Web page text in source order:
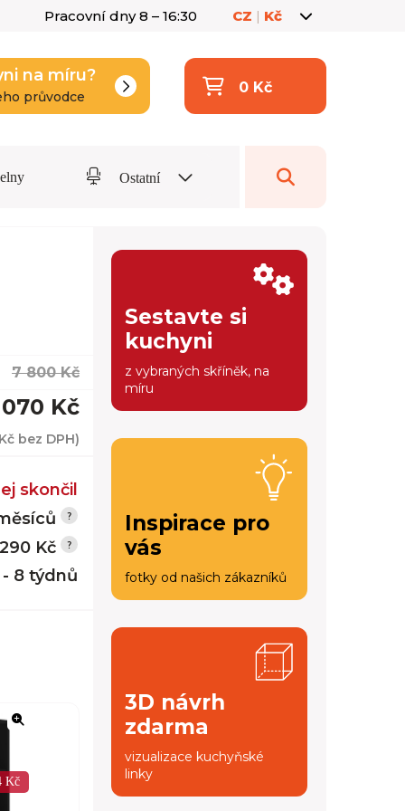
Pracovní dny 8 – 16:30 CZ | Kč
na míru?
průvodce
0 Kč
Ostatní
7 800 Kč
Kč
bez DPH)
skončil
Kč
8 týdnů
Kč
Sestavte si
kuchyni
z vybraných skříněk, na
míru
Inspirace pro
vás
fotky od našich zákazníků
3D návrh
zdarma
vizualizace kuchyňské
linky